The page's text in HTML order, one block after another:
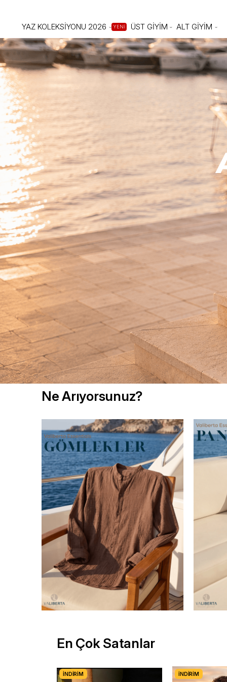
YAZ KOLEKSİYONU 2026 YENİ ÜST GİYİM ALT GİYİM
AKDENİZ
İkinci Ürüne %10 İndirim
KEŞFET
Ne Arıyorsunuz?
En Çok Satanlar
İNDIRIM İNDIRIM